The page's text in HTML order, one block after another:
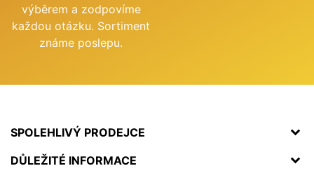
výběrem a zodpovíme
každou otázku. Sortiment
známe poslepu.
SPOLEHLIVÝ PRODEJCE
DŮLEŽITÉ INFORMACE